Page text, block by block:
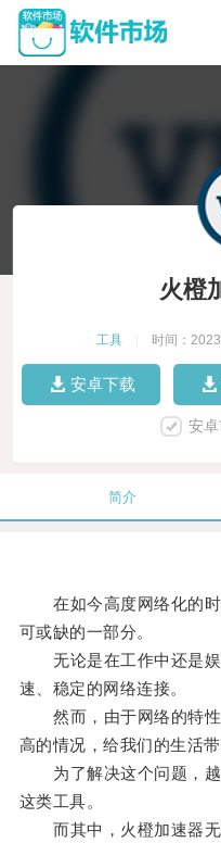
火橙
工具 时间：
安卓下载
安
简介
在如今高度网络化的时
可或缺的一部分。
无论是在工作中还是娱
速、稳定的网络连接。
然而，由于网络的特性
高的情况，给我们的生活带
为了解决这个问题，越
这类工具。
而其中，火橙加速器无